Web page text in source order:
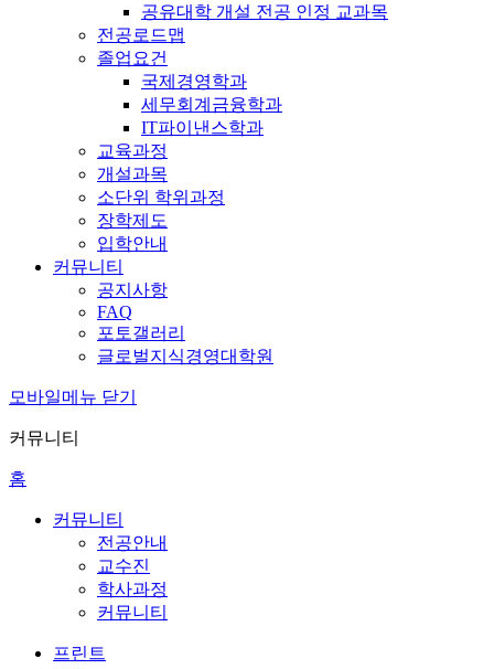
공유대학 개설 전공 인정 교과목
전공로드맵
졸업요건
국제경영학과
세무회계금융학과
IT파이낸스학과
교육과정
개설과목
소단위 학위과정
장학제도
입학안내
커뮤니티
공지사항
FAQ
포토갤러리
글로벌지식경영대학원
모바일메뉴 닫기
커뮤니티
홈
커뮤니티
전공안내
교수진
학사과정
커뮤니티
프린트